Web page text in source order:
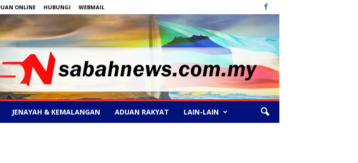
ONLINE HUBUNGI WEBMAIL
JENAYAH & KEMALANGAN ADUAN RAKYAT LAIN-LAIN